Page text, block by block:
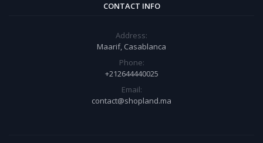
CONTACT INFO
Address:
Maarif, Casablanca
Phone:
+212644440025
Email:
contact@shopland.ma